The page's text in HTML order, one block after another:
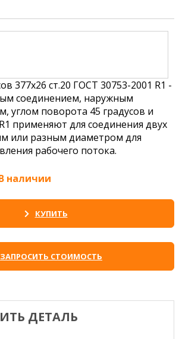
377х26 ст.20 ГОСТ 30753-2001 R1 -
соединением, наружным
углом поворота 45 градусов и
применяют для соединения двух
или разным диаметром для
рабочего потока.
наличии
КУПИТЬ
ЗАПРОСИТЬ СТОИМОСТЬ
ДЕТАЛЬ